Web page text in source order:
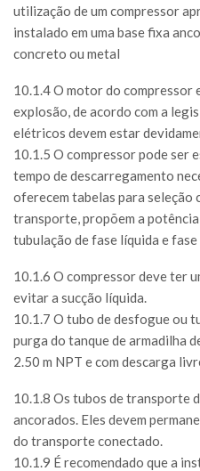
utilização de um compressor
instalado em uma base fixa
concreto ou metal
10.1.4 O motor do compressor
explosão, de acordo com a
elétricos devem estar
10.1.5 O compressor pode ser
tempo de descarregamento
oferecem tabelas para seleção
transporte, propõem a
tubulação de fase líquida e fase
10.1.6 O compressor deve ter
evitar a sucção líquida.
10.1.7 O tubo de desfogue ou
purga do tanque de armadilha
2.50 m NPT e com descarga
10.1.8 Os tubos de transporte
ancorados. Eles devem
do transporte conectado.
10.1.9 É recomendado que a